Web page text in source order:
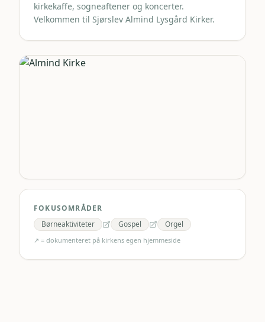
kirkekaffe, sogneaftener og koncerter.
Velkommen til Sjørslev Almind Lysgård Kirker.
FOKUSOMRÅDER
Børneaktiviteter
Gospel Orgel
↗ = dokumenteret på kirkens egen hjemmeside